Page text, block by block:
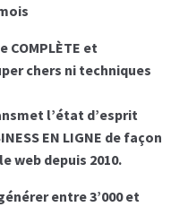
appréciés par les
appréciés par les
et
chers ni techniques
l’état d’esprit
EN LIGNE de façon
web depuis 2010.
entre 3’000 et